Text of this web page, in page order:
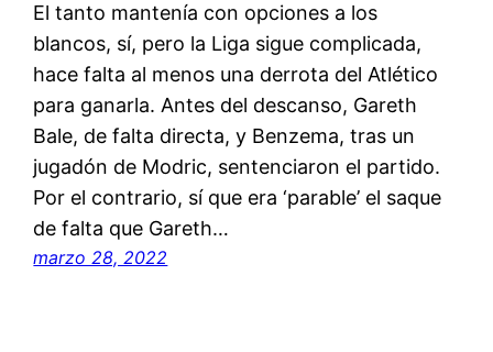
El tanto mantenía con opciones a los
blancos, sí, pero la Liga sigue complicada,
hace falta al menos una derrota del Atlético
para ganarla. Antes del descanso, Gareth
Bale, de falta directa, y Benzema, tras un
jugadón de Modric, sentenciaron el partido.
Por el contrario, sí que era ‘parable’ el saque
de falta que Gareth…
marzo 28, 2022